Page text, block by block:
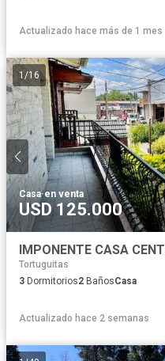
Actualizado hace más de 1 mes
1/16
Casa·en venta
USD 125.000
IMPONENTE CASA
Tortuguitas
3 Dormitorios2 BañosCasa
Actualizado hace 2 semanas